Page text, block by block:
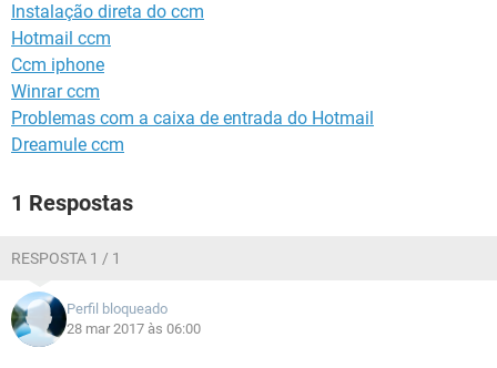
GUIA DE COMPRAS
Instalação direta do ccm
Hotmail ccm
Ccm iphone
Winrar ccm
Problemas com a caixa de entrada do Hotmail
Dreamule ccm
1 Respostas
RESPOSTA 1 / 1
Perfil bloqueado
28 mar 2017 às 06:00